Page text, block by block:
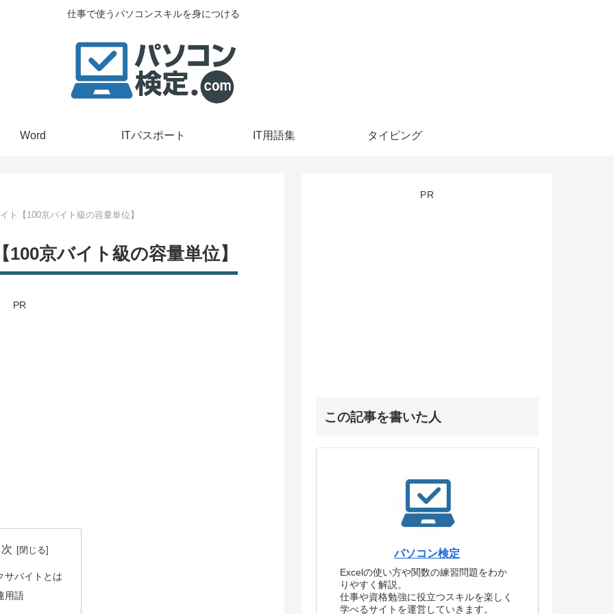
仕事で使うパソコンスキルを身につける
Word ITパスポート IT用語集 タイピング
ト【100京バイト級の容量単位】
京バイト級の容量単位】
PR
サバイトとは
用語
PR
この記事を書いた人
パソコン検定
Excelの使い方や関数の練習問題をわか
りやすく解説。
仕事や資格勉強に役立つスキルを楽しく
学べるサイトを運営していきます。